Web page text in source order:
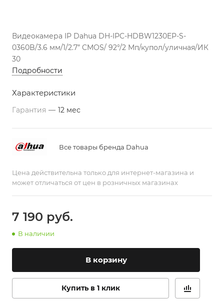
Видеокамера IP Dаhua DH-IPC-HDBW1230EP-S-
0360B/3.6 мм/1/2.7” CMOS/ 92°/2 Мп/купол/уличная/ИК
30
Подробности
Характеристики
Гарантия — 12 мес
Все товары бренда Dahua
Цена действительна только для интернет-магазина и
может отличаться от цен в розничных магазинах
7 190 руб.
В наличии
В корзину
Купить в 1 клик